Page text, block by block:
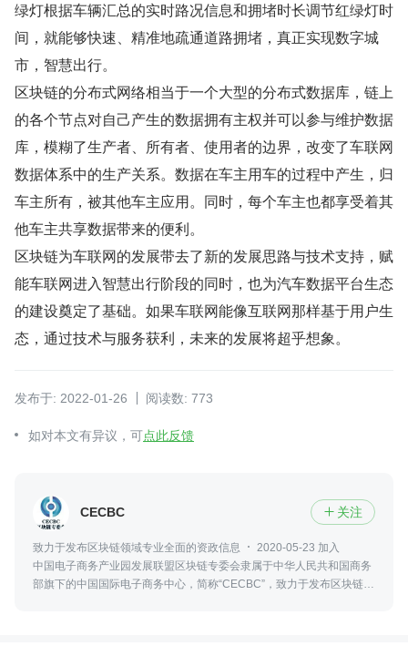
绿灯根据车辆汇总的实时路况信息和拥堵时长调节红绿灯时
间，就能够快速、精准地疏通道路拥堵，真正实现数字城
市，智慧出行。
区块链的分布式网络相当于一个大型的分布式数据库，链上
的各个节点对自己产生的数据拥有主权并可以参与维护数据
库，模糊了生产者、所有者、使用者的边界，改变了车联网
数据体系中的生产关系。数据在车主用车的过程中产生，归
车主所有，被其他车主应用。同时，每个车主也都享受着其
他车主共享数据带来的便利。
区块链为车联网的发展带去了新的发展思路与技术支持，赋
能车联网进入智慧出行阶段的同时，也为汽车数据平台生态
的建设奠定了基础。如果车联网能像互联网那样基于用户生
态，通过技术与服务获利，未来的发展将超乎想象。
发布于: 2022-01-26 阅读数: 773
如对本文有异议，可点此反馈
CECBC  关注
致力于发布区块链领域专业全面的资政信息
2020-05-23 加入
中国电子商务产业园发展联盟区块链专委会隶属于中华人民共和国商务
部旗下的中国国际电子商务中心，简称“CECBC”，致力于发布区块链领